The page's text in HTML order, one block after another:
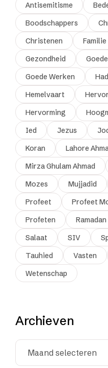
Antisemitisme
Boodschappers
Christenen
Familie
Gezondheid
Goede Werken
Hemelvaart
Hervorming
Ied
Jezus
Koran
Lahore
Mirza Ghulam Ahmad
Mozes
Mujjadid
Profeet
Profeet
Profeten
Ramadan
Salaat
SIV
Tauhied
Vasten
Wetenschap
Archieven